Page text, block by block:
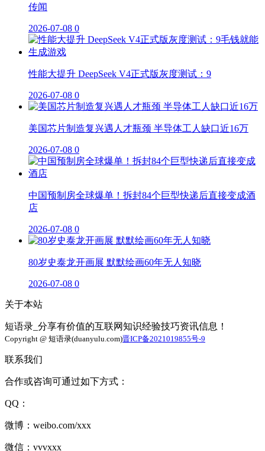
传闻
2026-07-08 0
性能大提升 DeepSeek V4正式版灰度测试：9
2026-07-08 0
美国芯片制造复兴遇人才瓶颈 半导体工人缺口近16万
2026-07-08 0
中国预制房全球爆单！拆封84个巨型快递后直接变成酒
店
2026-07-08 0
80岁史泰龙开画展 默默绘画60年无人知晓
2026-07-08 0
关于本站
短语录_分享有价值的互联网知识经验技巧资讯信息！
Copyright @ 短语录(duanyulu.com)晋ICP备2021019855号-9
联系我们
合作或咨询可通过如下方式：
QQ：
微博：weibo.com/xxx
微信：vvvxxx